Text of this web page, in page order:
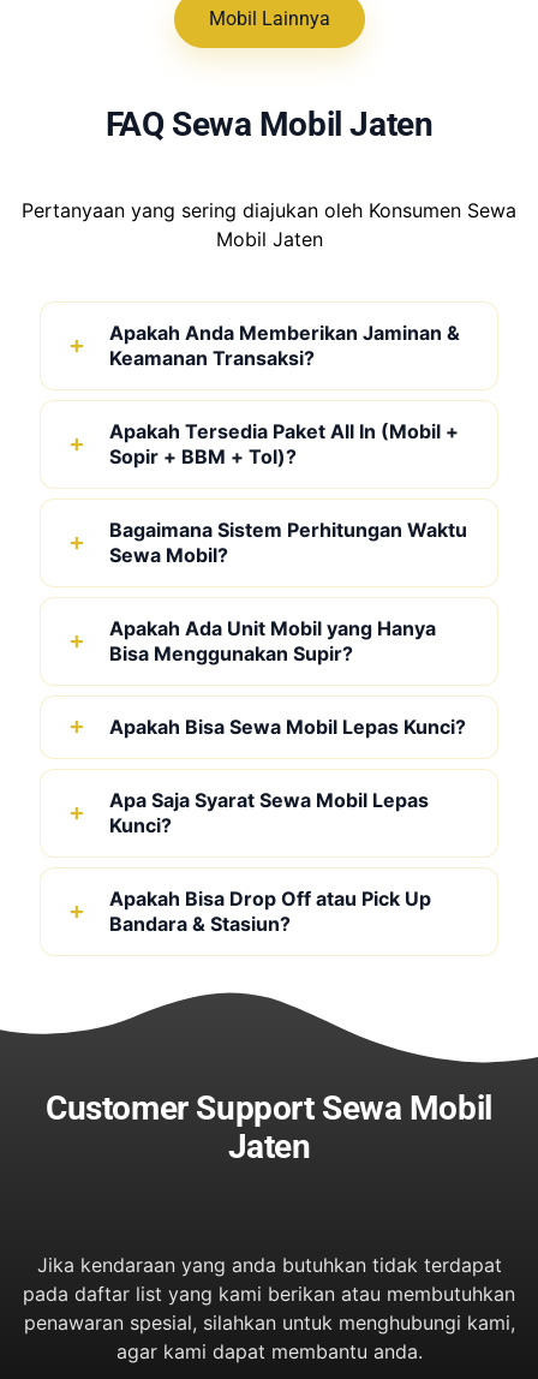
Mobil Lainnya
FAQ Sewa Mobil Jaten
Pertanyaan yang sering diajukan oleh Konsumen Sewa
Mobil Jaten
Apakah Anda Memberikan Jaminan &
Keamanan Transaksi?
Apakah Tersedia Paket All In (Mobil +
Sopir + BBM + Tol)?
Bagaimana Sistem Perhitungan Waktu
Sewa Mobil?
Apakah Ada Unit Mobil yang Hanya
Bisa Menggunakan Supir?
Apakah Bisa Sewa Mobil Lepas Kunci?
Apa Saja Syarat Sewa Mobil Lepas
Kunci?
Apakah Bisa Drop Off atau Pick Up
Bandara & Stasiun?
Customer Support Sewa Mobil
Jaten
Jika kendaraan yang anda butuhkan tidak terdapat
pada daftar list yang kami berikan atau membutuhkan
penawaran spesial, silahkan untuk menghubungi kami,
agar kami dapat membantu anda.